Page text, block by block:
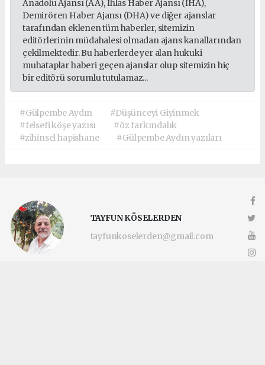
Anadolu Ajansı (AA), İhlas Haber Ajansı (İHA),
Demirören Haber Ajansı (DHA) ve diğer ajanslar
tarafından eklenen tüm haberler, sitemizin
editörlerinin müdahalesi olmadan ajans kanallarından
çekilmektedir. Bu haberlerde yer alan hukuki
muhataplar haberi geçen ajanslar olup sitemizin hiç
bir editörü sorumlu tutulamaz...
#Gülpembe Aydın
#Düşünceyi Giyinmek
#felsefi köşe yazısı
#öz farkındalık
#zihinsel hapishane
#Gülpembe Aydın yazıları
TAYFUN KÖSELERDEN
tayfunkoselerden@gmail.com